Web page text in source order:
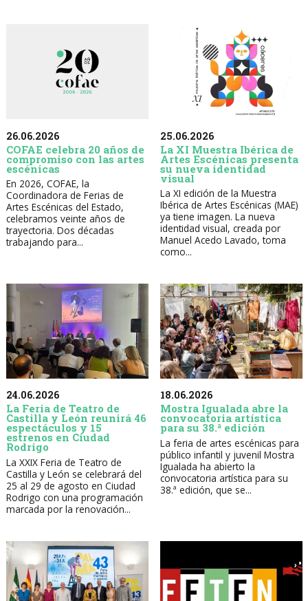
26.06.2026
COFAE celebra 20 años de
compromiso con las artes
escénicas
En 2026, COFAE, la
Coordinadora de Ferias de
Artes Escénicas del Estado,
celebramos veinte años de
trayectoria. Dos décadas
trabajando para...
25.06.2026
La XI Muestra Ibérica de
Artes Escénicas presenta
su nueva identidad
visual
La XI edición de la Muestra
Ibérica de Artes Escénicas (MAE)
ya tiene imagen. La nueva
identidad visual, creada por
Manuel Acedo Lavado, toma
como...
24.06.2026
La Feria de Teatro de
Castilla y León reunirá 46
espectáculos y 15
estrenos en Ciudad
Rodrigo
La XXIX Feria de Teatro de
Castilla y León se celebrará del
25 al 29 de agosto en Ciudad
Rodrigo con una programación
marcada por la renovación...
18.06.2026
Mostra Igualada abre la
convocatoria artística
para su 38.ª edición
La feria de artes escénicas para
público infantil y juvenil Mostra
Igualada ha abierto la
convocatoria artística para su
38.ª edición, que se...